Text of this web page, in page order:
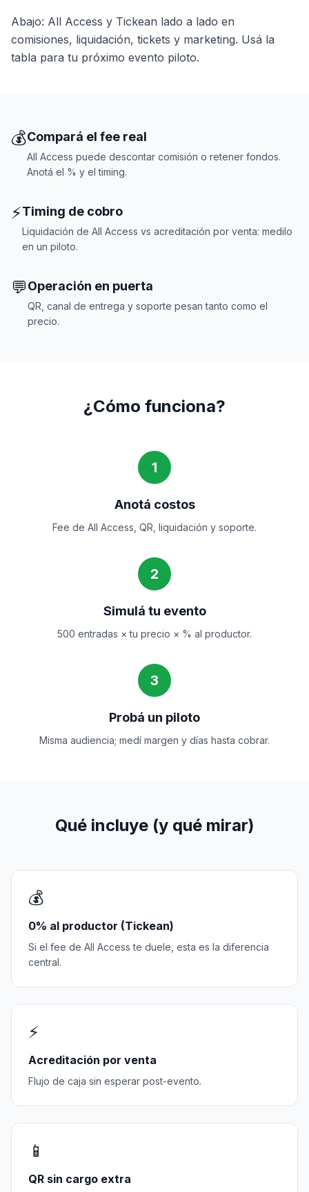
Abajo: All Access y Tickean lado a lado en
comisiones, liquidación, tickets y marketing. Usá la
tabla para tu próximo evento piloto.
💰Compará el fee real
All Access puede descontar comisión o retener fondos.
Anotá el % y el timing.
⚡Timing de cobro
Liquidación de All Access vs acreditación por venta: medilo
en un piloto.
💬Operación en puerta
QR, canal de entrega y soporte pesan tanto como el
precio.
¿Cómo funciona?
1
Anotá costos
Fee de All Access, QR, liquidación y soporte.
2
Simulá tu evento
500 entradas × tu precio × % al productor.
3
Probá un piloto
Misma audiencia; medí margen y días hasta cobrar.
Qué incluye (y qué mirar)
💰
0% al productor (Tickean)
Si el fee de All Access te duele, esta es la diferencia
central.
⚡
Acreditación por venta
Flujo de caja sin esperar post-evento.
📱
QR sin cargo extra